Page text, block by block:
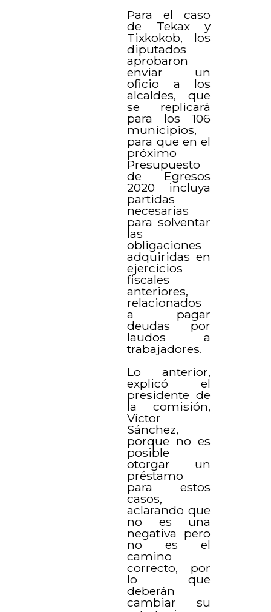
Para el caso
de Tekax y
Tixkokob, los
diputados
aprobaron
enviar un
oficio a los
alcaldes, que
se replicará
para los 106
municipios,
para que en el
próximo
Presupuesto
de Egresos
2020 incluya
partidas
necesarias
para solventar
las
obligaciones
adquiridas en
ejercicios
fiscales
anteriores,
relacionados
a pagar
deudas por
laudos a
trabajadores.
Lo anterior,
explicó el
presidente de
la comisión,
Víctor
Sánchez,
porque no es
posible
otorgar un
préstamo
para estos
casos,
aclarando que
no es una
negativa pero
no es el
camino
correcto, por
lo que
deberán
cambiar su